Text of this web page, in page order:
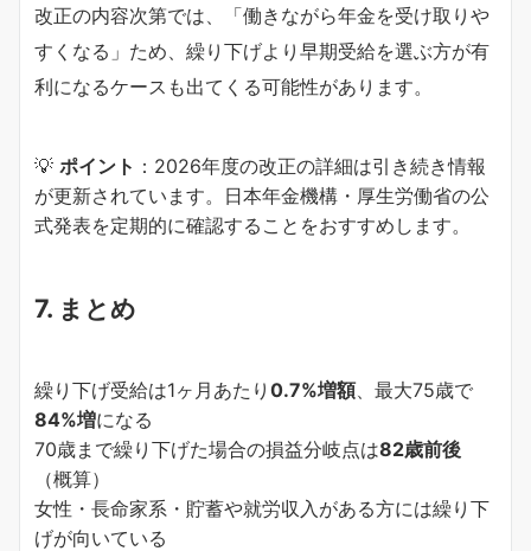
改正の内容次第では、「働きながら年金を受け取りや
すくなる」ため、繰り下げより早期受給を選ぶ方が有
利になるケースも出てくる可能性があります。
💡 ポイント ：2026年度の改正の詳細は引き続き情報
が更新されています。日本年金機構・厚生労働省の公
式発表を定期的に確認することをおすすめします。
7. まとめ
繰り下げ受給は1ヶ月あたり 0.7%増額、最大75歳で
84%増になる
70歳まで繰り下げた場合の損益分岐点は82歳前後
（概算）
女性・長命家系・貯蓄や就労収入がある方には繰り下
げが向いている